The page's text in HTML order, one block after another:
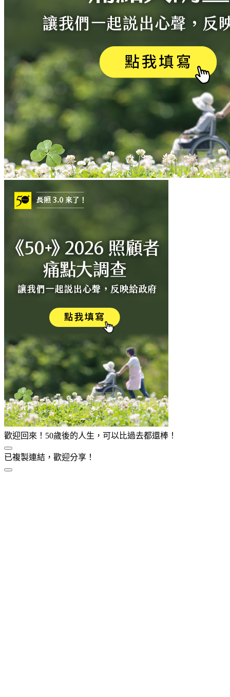
歡迎回來！50歲後的人生，可以比過去都還棒！
已複製連結，歡迎分享！